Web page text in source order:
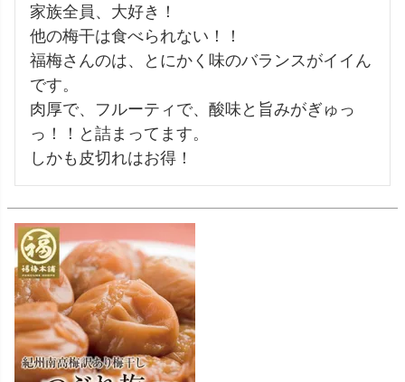
家族全員、大好き！
他の梅干は食べられない！！
福梅さんのは、とにかく味のバランスがイイん
です。
肉厚で、フルーティで、酸味と旨みがぎゅっ
っ！！と詰まってます。
しかも皮切れはお得！